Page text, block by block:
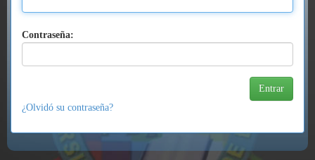
Contraseña:
¿Olvidó su contraseña?